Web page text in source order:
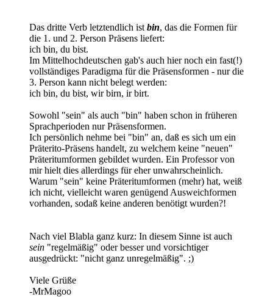
Das dritte Verb letztendlich ist bin, das die Formen für
die 1. und 2. Person Präsens liefert:
ich bin, du bist.
Im Mittelhochdeutschen gab's auch hier noch ein fast(!)
vollständiges Paradigma für die Präsensformen - nur die
3. Person kann nicht belegt werden:
ich bin, du bist, wir birn, ir birt.
Sowohl "sein" als auch "bin" haben schon in früheren
Sprachperioden nur Präsensformen.
Ich persönlich nehme bei "bin" an, daß es sich um ein
Präterito-Präsens handelt, zu welchem keine "neuen"
Präteritumformen gebildet wurden. Ein Professor von
mir hielt dies allerdings für eher unwahrscheinlich.
Warum "sein" keine Präteritumformen (mehr) hat, weiß
ich nicht, vielleicht waren genügend Ausweichformen
vorhanden, sodaß keine anderen benötigt wurden?!
Nach viel Blabla ganz kurz: In diesem Sinne ist auch
sein "regelmäßig" oder besser und vorsichtiger
ausgedrückt: "nicht ganz unregelmäßig". ;)
Viele Grüße
-MrMagoo